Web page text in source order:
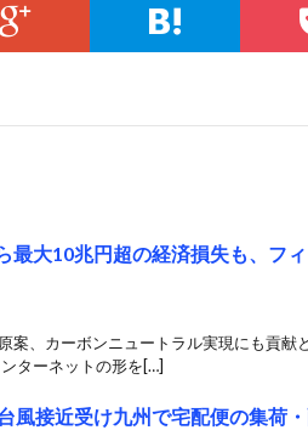
最大10兆円超の経済損失も、フ
案、カーボンニュートラル実現にも貢献
ターネットの形を[…]
風接近受け九州で宅配便の集荷